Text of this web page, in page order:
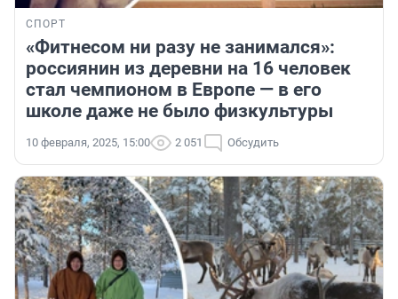
СПОРТ
«Фитнесом ни разу не занимался»:
россиянин из деревни на 16 человек
стал чемпионом в Европе — в его
школе даже не было физкультуры
10 февраля, 2025, 15:00 2 051 Обсудить